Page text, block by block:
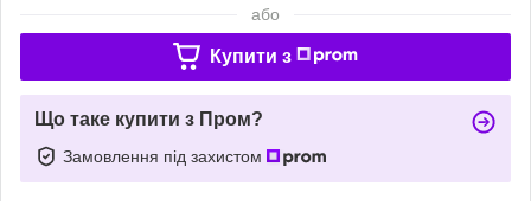
або
Купити з
Що таке купити з Пром?
Замовлення під захистом